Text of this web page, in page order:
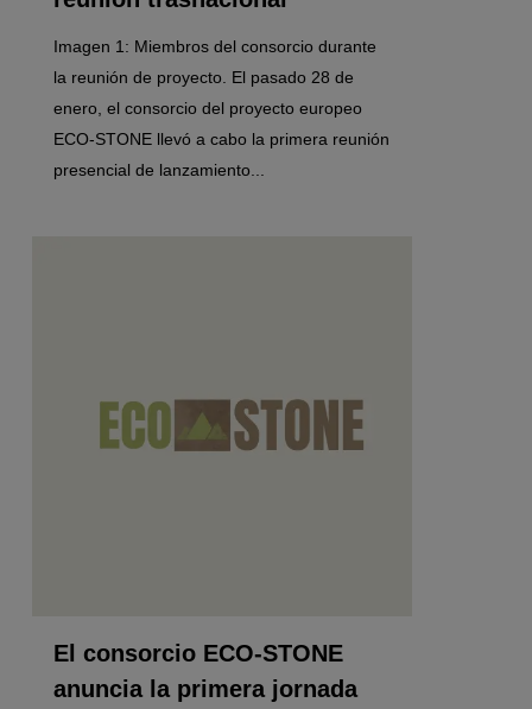
Imagen 1: Miembros del consorcio durante
la reunión de proyecto. El pasado 28 de
enero, el consorcio del proyecto europeo
ECO-STONE llevó a cabo la primera reunión
presencial de lanzamiento...
El consorcio ECO-STONE
anuncia la primera jornada